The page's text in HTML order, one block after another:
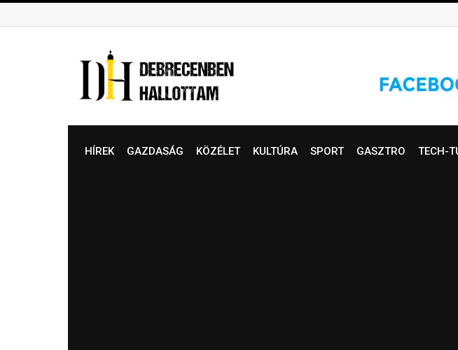
to
HÍREK GAZDASÁG KÖZÉLET KULTÚRA SPORT GASZTRO TECH-